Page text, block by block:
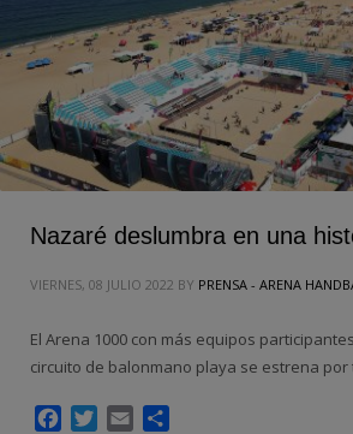
Nazaré deslumbra en una
VIERNES, 08 JULIO 2022 BY PRENSA - ARENA
El Arena 1000 con más equipos
circuito de balonmano playa se estrena
FacebookTwitter
Email